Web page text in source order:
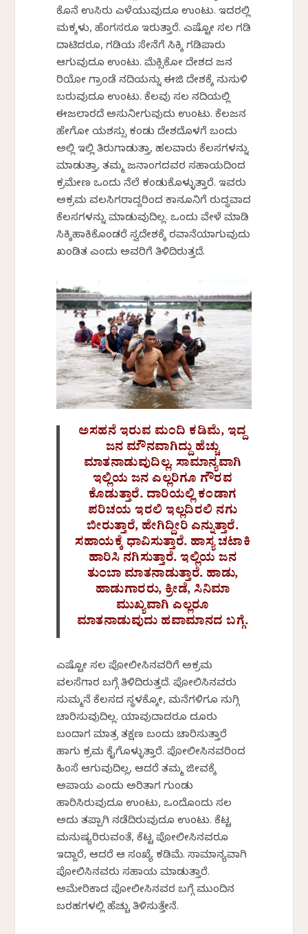
ಕೊನೆ ಉಸಿರು ಎಳೆಯುವುದೂ ಉಂಟು. ಇದರಲ್ಲಿ
ಮಕ್ಕಳು, ಹೆಂಗಸರೂ ಇರುತ್ತಾರೆ. ಎಷ್ಟೋ ಸಲ ಗಡಿ
ದಾಟಿದರೂ, ಗಡಿಯ ಸೇನೆಗೆ ಸಿಕ್ಕಿ ಗಡಿಪಾರು
ಆಗುವುದೂ ಉಂಟು. ಮೆಕ್ಸಿಕೋ ದೇಶದ ಜನ
ರಿಯೋ ಗ್ರಾಂಡೆ ನದಿಯನ್ನು ಈಜಿ ದೇಶಕ್ಕೆ ನುಸುಳಿ
ಬರುವುದೂ ಉಂಟು. ಕೆಲವು ಸಲ ನದಿಯಲ್ಲಿ
ಈಜಲಾರದೆ ಅಸುನೀಗುವುದು ಉಂಟು. ಕೆಲಜನ
ಹೇಗೋ ಯಶಸ್ಸು ಕಂಡು ದೇಶದೊಳಗೆ ಬಂದು
ಅಲ್ಲಿ ಇಲ್ಲಿ ತಿರುಗಾಡುತ್ತಾ, ಹಲವಾರು ಕೆಲಸಗಳನ್ನು
ಮಾಡುತ್ತಾ, ತಮ್ಮ ಜನಾಂಗದವರ ಸಹಾಯದಿಂದ
ಕ್ರಮೇಣ ಒಂದು ನೆಲೆ ಕಂಡುಕೊಳ್ಳುತ್ತಾರೆ. ಇವರು
ಅಕ್ರಮ ವಲಸಿಗರಾದ್ದರಿಂದ ಕಾನೂನಿಗೆ ವಿರುದ್ಧವಾದ
ಕೆಲಸಗಳನ್ನು ಮಾಡುವುದಿಲ್ಲ. ಒಂದು ವೇಳೆ ಮಾಡಿ
ಸಿಕ್ಕಿಹಾಕಿಕೊಂಡರೆ ಸ್ವದೇಶಕ್ಕೆ ರವಾನೆಯಾಗುವುದು
ಖಂಡಿತ ಎಂದು ಅವರಿಗೆ ತಿಳಿದಿರುತ್ತದೆ.
ಅಸಹನೆ ಇರುವ ಮಂದಿ ಕಡಿಮೆ, ಇದ್ದ
ಜನ ಮೌನವಾಗಿದ್ದು ಹೆಚ್ಚು
ಮಾತನಾಡುವುದಿಲ್ಲ. ಸಾಮಾನ್ಯವಾಗಿ
ಇಲ್ಲಿಯ ಜನ ಎಲ್ಲರಿಗೂ ಗೌರವ
ಕೊಡುತ್ತಾರೆ. ದಾರಿಯಲ್ಲಿ ಕಂಡಾಗ
ಪರಿಚಯ ಇರಲಿ ಇಲ್ಲದಿರಲಿ ನಗು
ಬೀರುತ್ತಾರೆ, ಹೇಗಿದ್ದೀರಿ ಎನ್ನುತ್ತಾರೆ.
ಸಹಾಯಕ್ಕೆ ಧಾವಿಸುತ್ತಾರೆ. ಹಾಸ್ಯ ಚಟಾಕಿ
ಹಾರಿಸಿ ನಗಿಸುತ್ತಾರೆ. ಇಲ್ಲಿಯ ಜನ
ತುಂಬಾ ಮಾತನಾಡುತ್ತಾರೆ. ಹಾಡು,
ಹಾಡುಗಾರರು, ಕ್ರೀಡೆ, ಸಿನಿಮಾ
ಮುಖ್ಯವಾಗಿ ಎಲ್ಲರೂ
ಮಾತನಾಡುವುದು ಹವಾಮಾನದ ಬಗ್ಗೆ.
ಎಷ್ಟೋ ಸಲ ಪೋಲೀಸಿನವರಿಗೆ ಅಕ್ರಮ
ವಲಸೆಗಾರ ಬಗ್ಗೆ ತಿಳಿದಿರುತ್ತದೆ. ಪೋಲಿಸಿನವರು
ಸುಮ್ಮನೆ ಕೆಲಸದ ಸ್ಥಳಕ್ಕೋ, ಮನೆಗಳಿಗೂ ನುಗ್ಗಿ
ವಿಚಾರಿಸುವುದಿಲ್ಲ. ಯಾವುದಾದರೂ ದೂರು
ಬಂದಾಗ ಮಾತ್ರ ತಕ್ಷಣ ಬಂದು ವಿಚಾರಿಸುತ್ತಾರೆ
ಹಾಗು ಕ್ರಮ ಕೈಗೊಳ್ಳುತ್ತಾರೆ. ಪೋಲೀಸಿನವರಿಂದ
ಹಿಂಸೆ ಆಗುವುದಿಲ್ಲ, ಆದರೆ ತಮ್ಮ ಜೀವಕ್ಕೆ
ಅಪಾಯ ಎಂದು ಅರಿತಾಗ ಗುಂಡು
ಹಾರಿಸಿರುವುದೂ ಉಂಟು, ಒಂದೊಂದು ಸಲ
ಅದು ತಪ್ಪಾಗಿ ನಡೆದಿರುವುದೂ ಉಂಟು. ಕೆಟ್ಟ
ಮನುಷ್ಯರಿರುವಂತೆ, ಕೆಟ್ಟ ಪೋಲೀಸಿನವರೂ
ಇದ್ದಾರೆ, ಆದರೆ ಆ ಸಂಖ್ಯೆ ಕಡಿಮೆ. ಸಾಮಾನ್ಯವಾಗಿ
ಪೋಲಿಸಿನವರು ಸಹಾಯ ಮಾಡುತ್ತಾರೆ.
ಅಮೇರಿಕಾದ ಪೋಲೀಸಿನವರ ಬಗ್ಗೆ ಮುಂದಿನ
ಬರಹಗಳಲ್ಲಿ ಹೆಚ್ಚು ತಿಳಿಸುತ್ತೇನೆ.